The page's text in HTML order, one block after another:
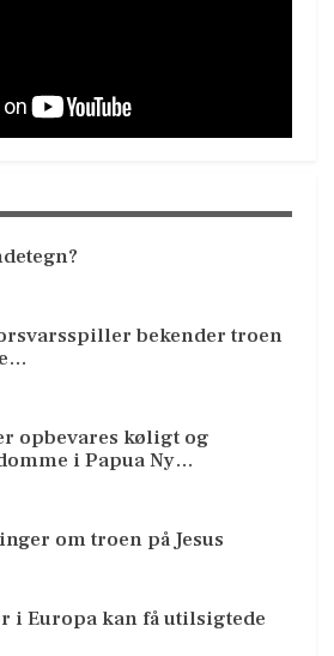
bekender troen
opbevares køligt og
i Papua Ny…
om troen på Jesus
i Europa kan få utilsigtede